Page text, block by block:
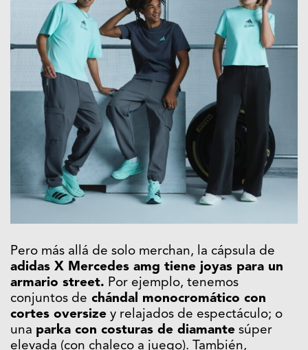
Pero más allá de solo merchan, la cápsula de
adidas X Mercedes amg tiene joyas para un
armario street. Por ejemplo, tenemos
conjuntos de chándal monocromático con
cortes oversize y relajados de espectáculo; o
una parka con costuras de diamante súper
elevada (con chaleco a juego). También,